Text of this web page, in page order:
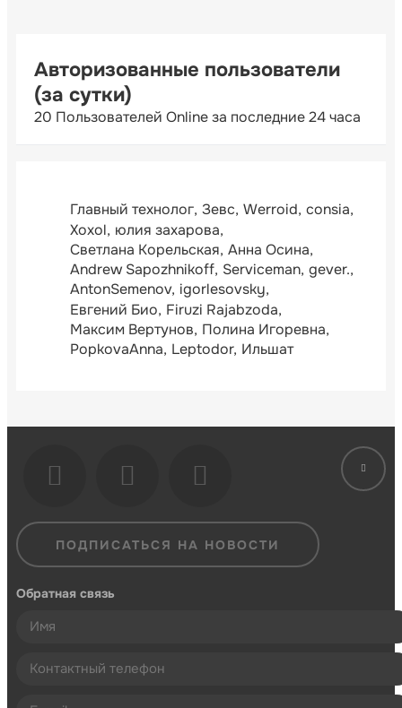
Авторизованные пользователи
(за сутки)
20 Пользователей Online за последние 24 часа
Главный технолог Зевс Werroid consia
Xoxol юлия захарова
Светлана Корельская Анна Осина
Andrew Sapozhnikoff Serviceman gever.
AntonSemenov igorlesovsky
Евгений Био Firuzi Rajabzoda
Максим Вертунов Полина Игоревна
PopkovaAnna Leptodor Ильшат
ПОДПИСАТЬСЯ НА НОВОСТИ
Обратная связь